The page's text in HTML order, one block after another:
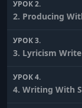
УРОК 2.
2. Producing
УРОК 3.
3. Lyricism
УРОК 4.
4. Writing With